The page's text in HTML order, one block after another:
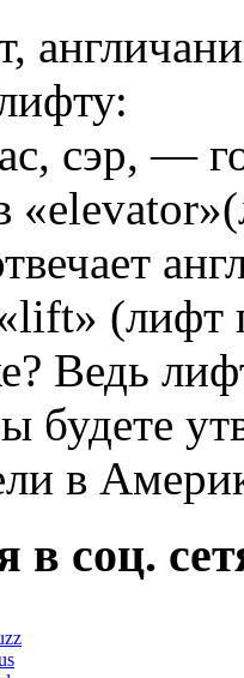
сэр, —
(лифт
Ведь
в
в соц.